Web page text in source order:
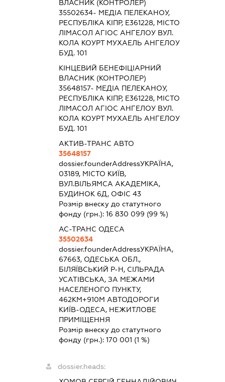
ВЛАСНИК (КОНТРОЛЕР)
35502634- МЕДІА ПЕЛЕКАНОУ,
РЕСПУБЛІКА КІПР, Е361228, МІСТО
ЛІМАСОЛ АГІОС АНГЕЛОУ ВУЛ.
КОЛА КОУРТ МУХАЕЛЬ АНГЕЛОУ
БУД. 101
КІНЦЕВИЙ БЕНЕФІЦІАРНИЙ
ВЛАСНИК (КОНТРОЛЕР)
35648157- МЕДІА ПЕЛЕКАНОУ,
РЕСПУБЛІКА КІПР, Е361228, МІСТО
ЛІМАСОЛ АГІОС АНГЕЛОУ ВУЛ.
КОЛА КОУРТ МУХАЕЛЬ АНГЕЛОУ
БУД. 101
АКТИВ-ТРАНС АВТО
35648157
dossier.founderAddressУКРАЇНА,
03189, МІСТО КИЇВ,
ВУЛ.ВІЛЬЯМСА АКАДЕМІКА,
БУДИНОК 6Д, ОФІС 43
Розмір внеску до статутного
фонду (грн.): 16 830 099 (99 %)
АС-ТРАНС ОДЕСА
35502634
dossier.founderAddressУКРАЇНА,
67663, ОДЕСЬКА ОБЛ.,
БІЛЯЇВСЬКИЙ Р-Н, СІЛЬРАДА
УСАТІВСЬКА, ЗА МЕЖАМИ
НАСЕЛЕНОГО ПУНКТУ,
462КМ+910М АВТОДОРОГИ
КИЇВ-ОДЕСА, НЕЖИТЛОВЕ
ПРИМІЩЕННЯ
Розмір внеску до статутного
фонду (грн.): 170 001 (1 %)
dossier.heads: